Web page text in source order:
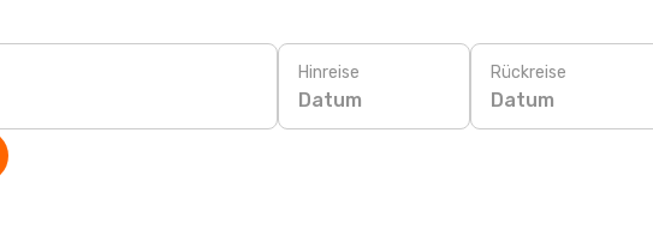
Hinreise
Datum
Rückreise
Datum